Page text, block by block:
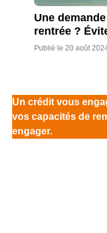
Une
rentrée ?
Publié le 20 août
Un crédit vous
vos capacités de
engager.